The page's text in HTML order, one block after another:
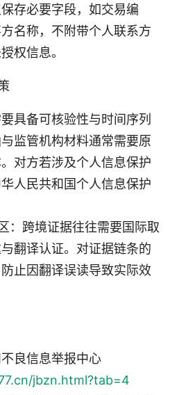
存必要字段，如交易编
名称，不附带个人联系方
权信息。
具备可核验性与时间序列
监管机构材料通常需要原
对方若涉及个人信息保护
人民共和国个人信息保护
：跨境证据往往需要国际取
翻译认证。对证据链条的
止因翻译误读导致实际效
良信息举报中心
jbzn.html?tab=4